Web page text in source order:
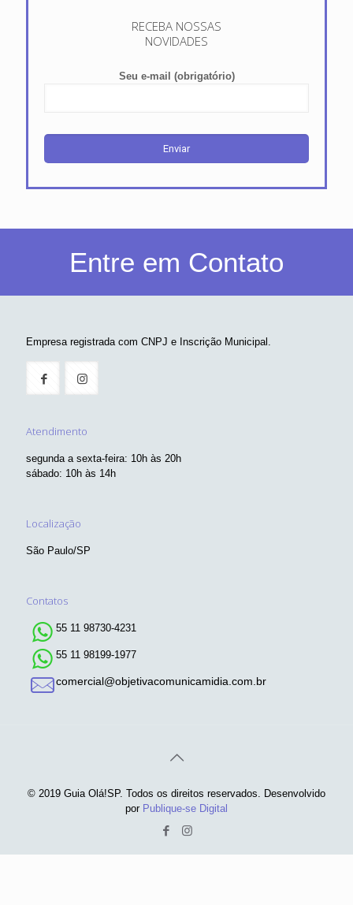
RECEBA NOSSAS
NOVIDADES
Seu e-mail (obrigatório)
Entre em Contato
Empresa registrada com CNPJ e Inscrição Municipal.
Atendimento
segunda a sexta-feira: 10h às 20h
sábado: 10h às 14h
Localização
São Paulo/SP
Contatos
55 11 98730-4231
55 11 98199-1977
comercial@objetivacomunicamidia.com.br
© 2019 Guia Olá!SP. Todos os direitos reservados. Desenvolvido
por Publique-se Digital